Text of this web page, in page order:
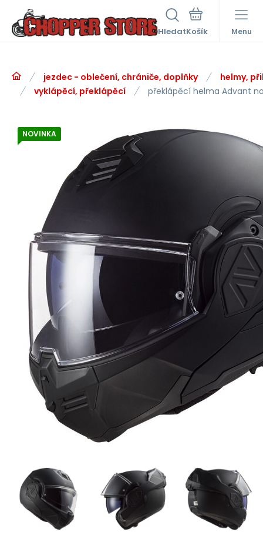
Hledat Menu
jezdec - oblečení, chrániče, doplňky
helmy,
vyklápěcí, překlápěcí
překlápěcí helma Advant
NOVINKA